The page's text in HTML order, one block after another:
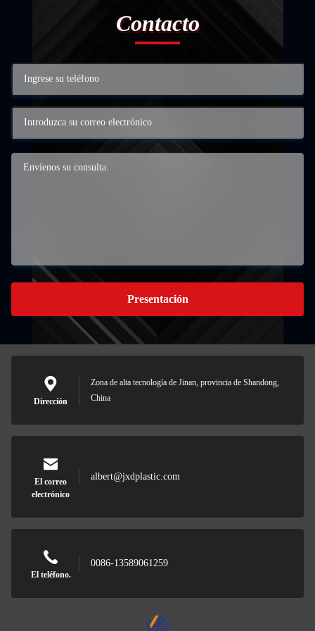
Contacto
Presentación
Dirección
Zona de alta tecnología de Jinan, provincia de Shandong,
China
El correo
electrónico
albert@jxdplastic.com
El teléfono.
0086-13589061259